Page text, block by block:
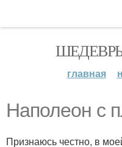
главная
Наполеон с
Признаюсь честно, в